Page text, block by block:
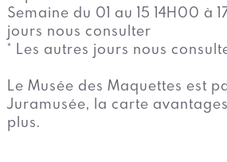
Semaine du 01 au 15 14H00 à
jours nous consulter
* Les autres jours nous
Le Musée des Maquettes est
Juramusée, la carte
plus.